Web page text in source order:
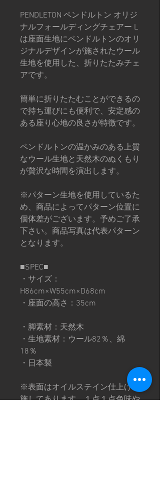
PENDLETON ペンドルトン オリジ
ナルフォールディングチェアー L
は座面生地にペンドルトンのオリ
ジナルデザインが施されたウール
生地を使用した、折りたたみチェ
アです。
簡単に折りたたむことができるの
で持ち運びにも便利で、安定感の
ある座り心地の良さが特徴です。
ペンドルトンの温かみのある上質
なウール生地と天然木のぬくもり
が贅沢な時間を演出します。
※パターン生地を使用しているた
め、商品によってパターン位置に
個体差がございます。予めご了承
下さい。商品写真は代表パターン
となります。
■SPEC■
・サイズ：
H86cm×W55cm×D68cm
・座面の高さ：35cm
・脚素材：天然木
・生地素材：ウール82％、綿
18％
・日本製
※表面はオイルステイン仕上げを
施してあります。１点１点色味や